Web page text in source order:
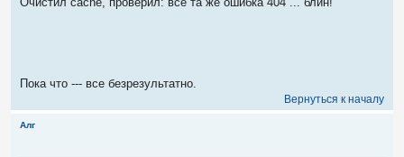
Пока что --- все безрезультатно.
Вернуться к началу
Алг